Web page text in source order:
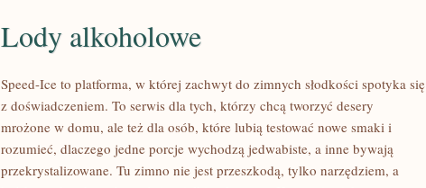
Lody alkoholowe
Speed-Ice to platforma, w której zachwyt do zimnych słodkości spotyka się
z doświadczeniem. To serwis dla tych, którzy chcą tworzyć desery
mrożone w domu, ale też dla osób, które lubią testować nowe smaki i
rozumieć, dlaczego jedne porcje wychodzą jedwabiste, a inne bywają
przekrystalizowane. Tu zimno nie jest przeszkodą, tylko narzędziem, a